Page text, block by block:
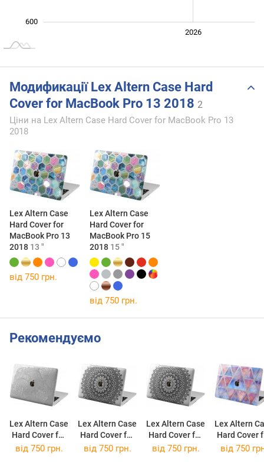
600
2026
Модификації Lex Altern Case Hard
Cover for MacBook Pro 13 2018 2
Ціни на Lex Altern Case Hard Cover for MacBook Pro 13
2018
Lex Altern Case
Hard Cover for
MacBook Pro 13
2018 13 "
Lex Altern Case
Hard Cover for
MacBook Pro 15
2018 15 "
від 750 грн.
від 750 грн.
Рекомендуємо
Lex Altern Case
Hard Cover for
MacBook Air 13
Lex Altern Case
Hard Cover for
MacBook Air 13
Lex Altern Case
Hard Cover for
MacBook Pro
Lex Altern
Hard Cover
MacBook
від 750 грн. від 750 грн. від 750 грн. від 750